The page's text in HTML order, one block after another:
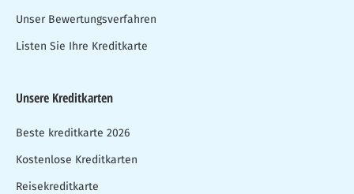
Unser Bewertungsverfahren
Listen Sie Ihre Kreditkarte
Unsere Kreditkarten
Beste kreditkarte 2026
Kostenlose Kreditkarten
Reisekreditkarte